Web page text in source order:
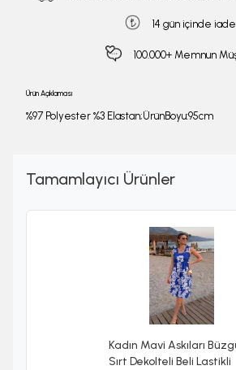
14 gün içinde iade
100.000+ Memnun
Ürün Açıklaması
%97 Polyester %3 Elastan;ÜrünBoyu:95cm
Tamamlayıcı Ürünler
Kadın Mavi Askıları
Sırt Dekolteli Beli Lastikli